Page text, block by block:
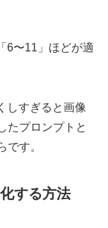
6〜11」ほどが適
しすぎると画像
たプロンプトと
です。
する方法